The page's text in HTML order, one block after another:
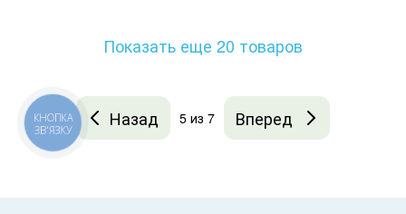
Показать еще 20 товаров
Назад 5 из 7 Вперед
КНОПКА
ЗВ'ЯЗКУ